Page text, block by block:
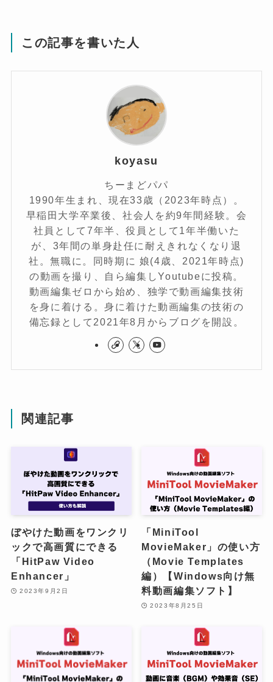
この記事を書いた人
koyasu
ちーまどパパ
1990年生まれ、現在33歳（2023年時点）。
早稲田大学卒業後、社会人を約9年間経験。会
社員として7年半、役員として1年半働いた
が、3年間の単身赴任に耐えきれなくなり退
社。無職に。同時期に 娘(4歳、2021年時点)
の動画を撮り、自ら編集しYoutubeに投稿。
動画編集ゼロから始め、独学で動画編集技術
を身に着ける。身に着けた動画編集の技術の
備忘録として2021年8月からブログを開設。
関連記事
ぼやけた動画をワンクリ
ックで高画質にできる
「HitPaw Video
Enhancer」
2023年9月2日
「MiniTool
MovieMaker」の使い方
（Movie Templates
編）【Windows向け無
料動画編集ソフト】
2023年8月25日